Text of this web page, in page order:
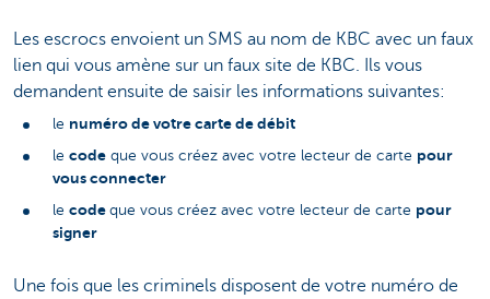
Les escrocs envoient un SMS au nom de KBC avec un faux
lien qui vous amène sur un faux site de KBC. Ils vous
demandent ensuite de saisir les informations suivantes:
le numéro de votre carte de débit
le code que vous créez avec votre lecteur de carte pour
vous connecter
le code que vous créez avec votre lecteur de carte pour
signer
Une fois que les criminels disposent de votre numéro de